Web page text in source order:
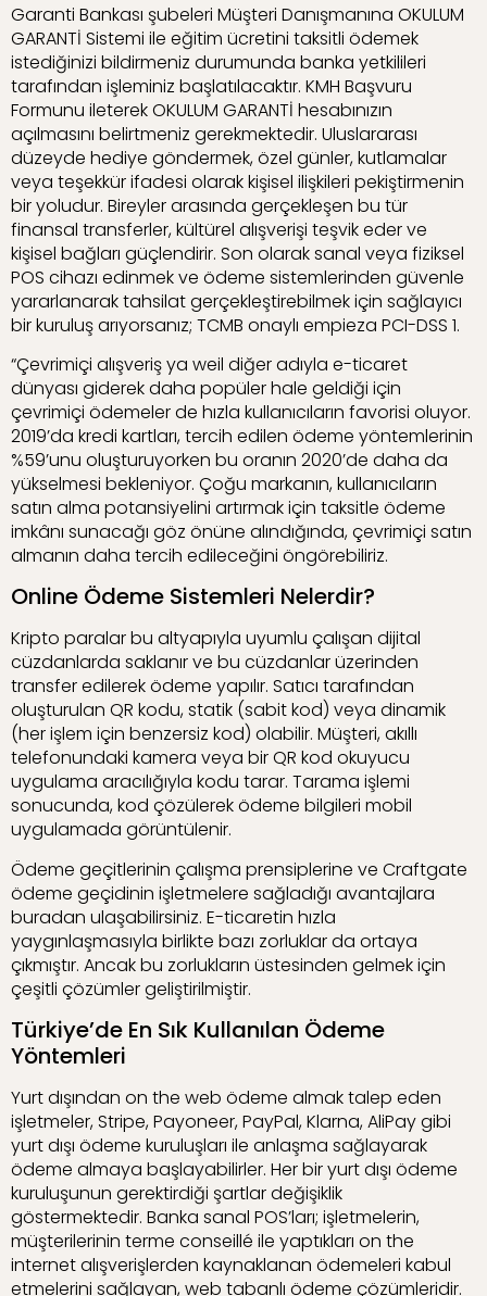
Garanti Bankası şubeleri Müşteri Danışmanına OKULUM
GARANTİ Sistemi ile eğitim ücretini taksitli ödemek
istediğinizi bildirmeniz durumunda banka yetkilileri
tarafından işleminiz başlatılacaktır. KMH Başvuru
Formunu ileterek OKULUM GARANTİ hesabınızın
açılmasını belirtmeniz gerekmektedir. Uluslararası
düzeyde hediye göndermek, özel günler, kutlamalar
veya teşekkür ifadesi olarak kişisel ilişkileri pekiştirmenin
bir yoludur. Bireyler arasında gerçekleşen bu tür
finansal transferler, kültürel alışverişi teşvik eder ve
kişisel bağları güçlendirir. Son olarak sanal veya fiziksel
POS cihazı edinmek ve ödeme sistemlerinden güvenle
yararlanarak tahsilat gerçekleştirebilmek için sağlayıcı
bir kuruluş arıyorsanız; TCMB onaylı empieza PCI-DSS 1.
“Çevrimiçi alışveriş ya weil diğer adıyla e-ticaret
dünyası giderek daha popüler hale geldiği için
çevrimiçi ödemeler de hızla kullanıcıların favorisi oluyor.
2019’da kredi kartları, tercih edilen ödeme yöntemlerinin
%59’unu oluşturuyorken bu oranın 2020’de daha da
yükselmesi bekleniyor. Çoğu markanın, kullanıcıların
satın alma potansiyelini artırmak için taksitle ödeme
imkânı sunacağı göz önüne alındığında, çevrimiçi satın
almanın daha tercih edileceğini öngörebiliriz.
Online Ödeme Sistemleri Nelerdir?
Kripto paralar bu altyapıyla uyumlu çalışan dijital
cüzdanlarda saklanır ve bu cüzdanlar üzerinden
transfer edilerek ödeme yapılır. Satıcı tarafından
oluşturulan QR kodu, statik (sabit kod) veya dinamik
(her işlem için benzersiz kod) olabilir. Müşteri, akıllı
telefonundaki kamera veya bir QR kod okuyucu
uygulama aracılığıyla kodu tarar. Tarama işlemi
sonucunda, kod çözülerek ödeme bilgileri mobil
uygulamada görüntülenir.
Ödeme geçitlerinin çalışma prensiplerine ve Craftgate
ödeme geçidinin işletmelere sağladığı avantajlara
buradan ulaşabilirsiniz. E-ticaretin hızla
yaygınlaşmasıyla birlikte bazı zorluklar da ortaya
çıkmıştır. Ancak bu zorlukların üstesinden gelmek için
çeşitli çözümler geliştirilmiştir.
Türkiye’de En Sık Kullanılan Ödeme
Yöntemleri
Yurt dışından on the web ödeme almak talep eden
işletmeler, Stripe, Payoneer, PayPal, Klarna, AliPay gibi
yurt dışı ödeme kuruluşları ile anlaşma sağlayarak
ödeme almaya başlayabilirler. Her bir yurt dışı ödeme
kuruluşunun gerektirdiği şartlar değişiklik
göstermektedir. Banka sanal POS’ları; işletmelerin,
müşterilerinin terme conseillé ile yaptıkları on the
internet alışverişlerden kaynaklanan ödemeleri kabul
etmelerini sağlayan, web tabanlı ödeme çözümleridir.